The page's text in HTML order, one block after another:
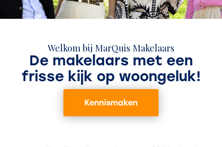
Welkom bij MarQuis Makelaars
De makelaars met een
frisse kijk op woongeluk!
Kennismaken